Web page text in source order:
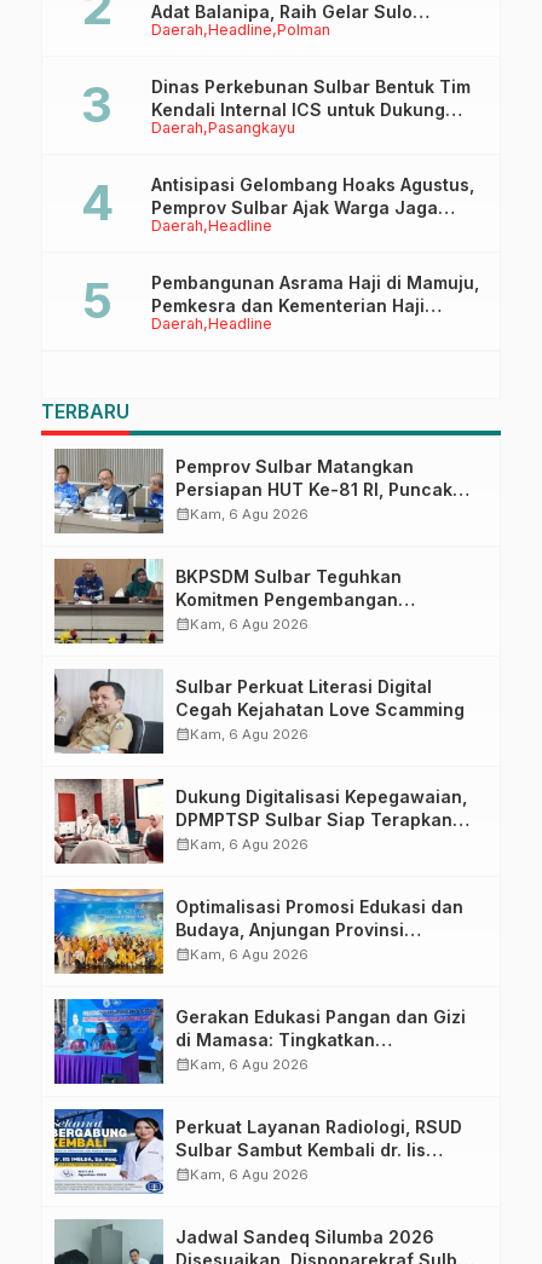
Daerah Headline Polman
Adat Balanipa, Raih Gelar Sulo
Tappidena
Daerah Pasangkayu
Dinas Perkebunan Sulbar Bentuk Tim
Kendali Internal ICS untuk Dukung
Sertifikasi ISPO Pekebun di
Daerah Headline
Antisipasi Gelombang Hoaks Agustus,
Pemprov Sulbar Ajak Warga Jaga
Ruang Digital
Daerah Headline
Pembangunan Asrama Haji di Mamuju,
Pemkesra dan Kementerian Haji
Sulbar Tinjau Lokasi
TERBARU
Pemprov Sulbar Matangkan
Persiapan HUT Ke-81 RI, Puncak
Upacara di Lapangan Ahmad
calendar_monthKam, 6 Agu 2026
BKPSDM Sulbar Teguhkan
Komitmen Pengembangan
Kompetensi ASN melalui
calendar_monthKam, 6 Agu 2026
Sulbar Perkuat Literasi Digital
Cegah Kejahatan Love Scamming
calendar_monthKam, 6 Agu 2026
Dukung Digitalisasi Kepegawaian,
DPMPTSP Sulbar Siap Terapkan
Aplikasi FLEKSI ASN
calendar_monthKam, 6 Agu 2026
Optimalisasi Promosi Edukasi dan
Budaya, Anjungan Provinsi
Sulawesi Barat Perkuat Kolaborasi
calendar_monthKam, 6 Agu 2026
Gerakan Edukasi Pangan dan Gizi
di Mamasa: Tingkatkan
Pengetahuan dan Keterampilan
calendar_monthKam, 6 Agu 2026
Perkuat Layanan Radiologi, RSUD
Sulbar Sambut Kembali dr. Iis
Imelda, Sp.Rad
calendar_monthKam, 6 Agu 2026
Jadwal Sandeq Silumba 2026
Disesuaikan, Dispoparekraf Sulbar